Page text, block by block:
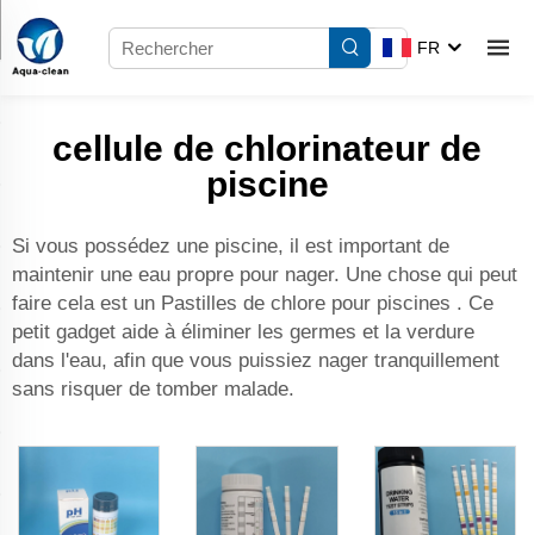
FR
cellule de chlorinateur de
piscine
Si vous possédez une piscine, il est important de
maintenir une eau propre pour nager. Une chose qui peut
faire cela est un Pastilles de chlore pour piscines . Ce
petit gadget aide à éliminer les germes et la verdure
dans l'eau, afin que vous puissiez nager tranquillement
sans risquer de tomber malade.